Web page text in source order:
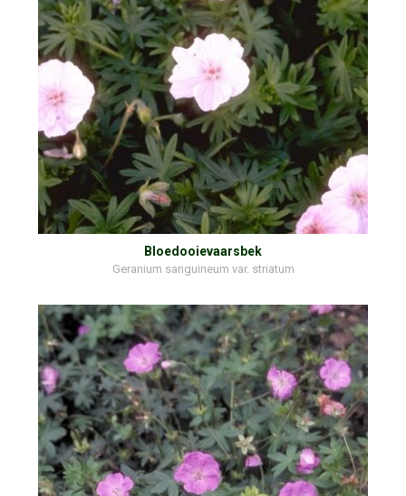
Bloedooievaarsbek
Geranium sanguineum var. striatum